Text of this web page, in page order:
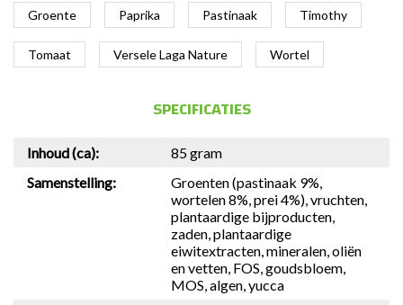
Groente Paprika Pastinaak Timothy
Tomaat Versele Laga Nature Wortel
SPECIFICATIES
Inhoud (ca):
85 gram
Samenstelling:
Groenten (pastinaak 9%,
wortelen 8%, prei 4%), vruchten,
plantaardige bijproducten,
zaden, plantaardige
eiwitextracten, mineralen, oliën
en vetten, FOS, goudsbloem,
MOS, algen, yucca